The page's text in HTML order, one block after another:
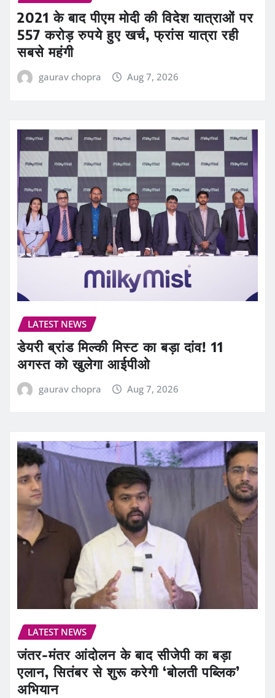
2021 के बाद पीएम मोदी की विदेश यात्राओं पर
557 करोड़ रुपये हुए खर्च, फ्रांस यात्रा रही
सबसे महंगी
gaurav chopra Aug 7, 2026
LATEST NEWS
डेयरी ब्रांड मिल्की मिस्ट का बड़ा दांव! 11
अगस्त को खुलेगा आईपीओ
gaurav chopra Aug 7, 2026
LATEST NEWS
जंतर-मंतर आंदोलन के बाद सीजेपी का बड़ा
एलान, सितंबर से शुरू करेगी ‘बोलती पब्लिक’
अभियान